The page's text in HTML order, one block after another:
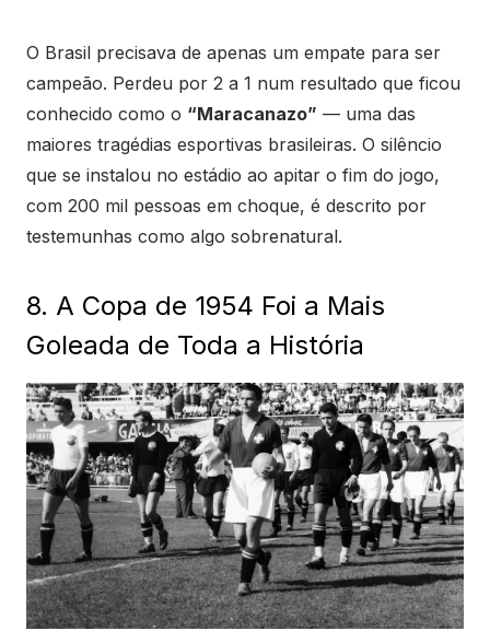
O Brasil precisava de apenas um empate para ser
campeão. Perdeu por 2 a 1 num resultado que ficou
conhecido como o “Maracanazo” — uma das
maiores tragédias esportivas brasileiras. O silêncio
que se instalou no estádio ao apitar o fim do jogo,
com 200 mil pessoas em choque, é descrito por
testemunhas como algo sobrenatural.
8. A Copa de 1954 Foi a Mais
Goleada de Toda a História